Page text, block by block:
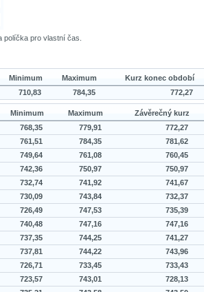
políčka pro vlastní čas.
Minimum Maximum Kurz konec období
710,83 784,35 772,27
Minimum Maximum Závěrečný kurz
768,35 779,91 772,27
761,51 784,35 781,62
749,64 761,08 760,45
742,36 750,97 750,97
732,74 741,92 741,67
730,09 743,84 732,37
726,49 747,53 735,39
740,48 747,16 747,16
737,35 744,25 741,27
737,81 744,22 743,96
726,71 733,45 733,43
723,57 743,01 728,13